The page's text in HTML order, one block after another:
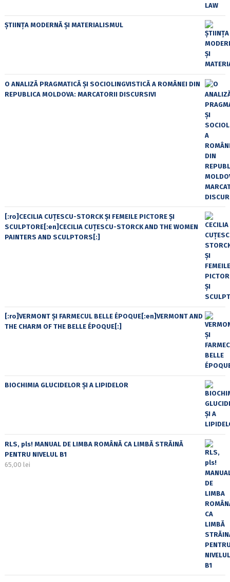
ȘTIINȚA MODERNĂ ȘI MATERIALISMUL
O ANALIZĂ PRAGMATICĂ ȘI SOCIOLINGVISTICĂ A ROMÂNEI DIN
REPUBLICA MOLDOVA: MARCATORII DISCURSIVI
[:ro]CECILIA CUŢESCU-STORCK ŞI FEMEILE PICTORE ŞI
SCULPTORE[:en]CECILIA CUŢESCU-STORCK AND THE WOMEN
PAINTERS AND SCULPTORS[:]
[:ro]VERMONT ȘI FARMECUL BELLE ÉPOQUE[:en]VERMONT AND
THE CHARM OF THE BELLE ÉPOQUE[:]
BIOCHIMIA GLUCIDELOR ȘI A LIPIDELOR
RLS, pls! MANUAL DE LIMBA ROMÂNĂ CA LIMBĂ STRĂINĂ
PENTRU NIVELUL B1
65,00 lei